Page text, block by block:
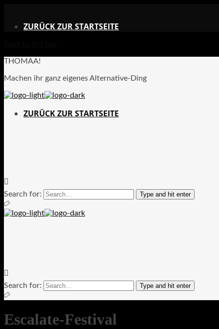
ZURÜCK ZUR STARTSEITE
THOMAA!
Machen ihr ganz eigenes Alternative-Ding
ZURÜCK ZUR STARTSEITE
Search for: Type and hit enter
Search for: Type and hit enter
Escalate-Festival